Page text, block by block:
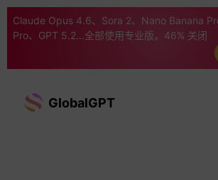
Claude Opus 4.6、Sora 2、Nano Banana
Pro、GPT 5.2...全部使用专业版。46% 关闭
GlobalGPT